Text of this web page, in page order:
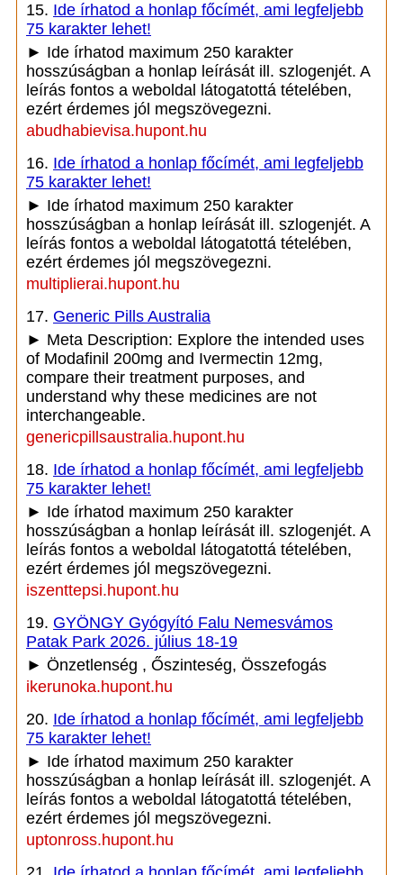
15. Ide írhatod a honlap főcímét, ami legfeljebb
75 karakter lehet!
► Ide írhatod maximum 250 karakter
hosszúságban a honlap leírását ill. szlogenjét. A
leírás fontos a weboldal látogatottá tételében,
ezért érdemes jól megszövegezni.
abudhabievisa.hupont.hu
16. Ide írhatod a honlap főcímét, ami legfeljebb
75 karakter lehet!
► Ide írhatod maximum 250 karakter
hosszúságban a honlap leírását ill. szlogenjét. A
leírás fontos a weboldal látogatottá tételében,
ezért érdemes jól megszövegezni.
multiplierai.hupont.hu
17. Generic Pills Australia
► Meta Description: Explore the intended uses
of Modafinil 200mg and Ivermectin 12mg,
compare their treatment purposes, and
understand why these medicines are not
interchangeable.
genericpillsaustralia.hupont.hu
18. Ide írhatod a honlap főcímét, ami legfeljebb
75 karakter lehet!
► Ide írhatod maximum 250 karakter
hosszúságban a honlap leírását ill. szlogenjét. A
leírás fontos a weboldal látogatottá tételében,
ezért érdemes jól megszövegezni.
iszenttepsi.hupont.hu
19. GYÖNGY Gyógyító Falu Nemesvámos
Patak Park 2026. július 18-19
► Önzetlenség , Őszinteség, Összefogás
ikerunoka.hupont.hu
20. Ide írhatod a honlap főcímét, ami legfeljebb
75 karakter lehet!
► Ide írhatod maximum 250 karakter
hosszúságban a honlap leírását ill. szlogenjét. A
leírás fontos a weboldal látogatottá tételében,
ezért érdemes jól megszövegezni.
uptonross.hupont.hu